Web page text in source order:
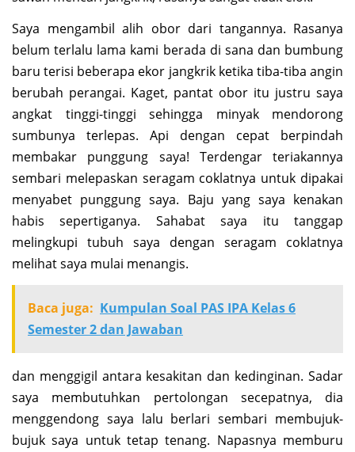
Saya mengambil alih obor dari tangannya. Rasanya
belum terlalu lama kami berada di sana dan bumbung
baru terisi beberapa ekor jangkrik ketika tiba-tiba angin
berubah perangai. Kaget, pantat obor itu justru saya
angkat tinggi-tinggi sehingga minyak mendorong
sumbunya terlepas. Api dengan cepat berpindah
membakar punggung saya! Terdengar teriakannya
sembari melepaskan seragam coklatnya untuk dipakai
menyabet punggung saya. Baju yang saya kenakan
habis sepertiganya. Sahabat saya itu tanggap
melingkupi tubuh saya dengan seragam coklatnya
melihat saya mulai menangis.
Baca juga: Kumpulan Soal PAS IPA Kelas 6
Semester 2 dan Jawaban
dan menggigil antara kesakitan dan kedinginan. Sadar
saya membutuhkan pertolongan secepatnya, dia
menggendong saya lalu berlari sembari membujuk-
bujuk saya untuk tetap tenang. Napasnya memburu